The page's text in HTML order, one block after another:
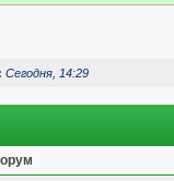
Сегодня, 14:29